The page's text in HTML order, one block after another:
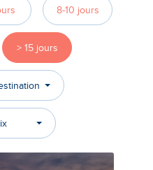
8-10 jours
> 15 jours